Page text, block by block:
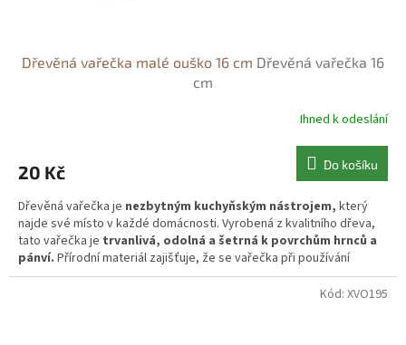
Dřevěná vařečka malé ouško 16 cm Dřevěná vařečka 16
cm
Ihned k odeslání
20 Kč Do košíku
Dřevěná vařečka je nezbytným kuchyňským nástrojem, který
najde své místo v každé domácnosti. Vyrobená z kvalitního dřeva,
tato vařečka je trvanlivá, odolná a šetrná k povrchům hrnců a
pánví. Přírodní materiál zajišťuje, že se vařečka při používání
nezahřívá, což z ní činí bezpečný nástroj pro vaření.
Kód: XVO195